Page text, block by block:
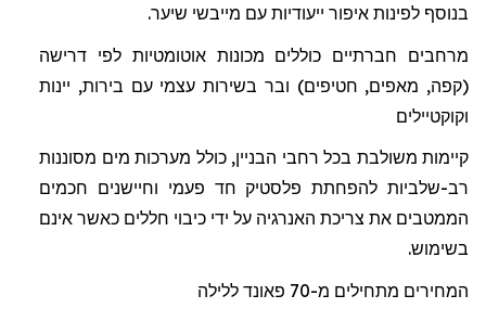
בנוסף לפינות איפור ייעודיות עם מייבשי שיער.
מרחבים חברתיים כוללים מכונות אוטומטיות לפי דרישה
(קפה, מאפים, חטיפים) ובר בשירות עצמי עם בירות, יינות
וקוקטיילים
קיימות משולבת בכל רחבי הבניין, כולל מערכות מים מסוננות
רב-שלביות להפחתת פלסטיק חד פעמי וחיישנים חכמים
הממטבים את צריכת האנרגיה על ידי כיבוי חללים כאשר אינם
בשימוש.
המחירים מתחילים מ-70
פאונד ללילה